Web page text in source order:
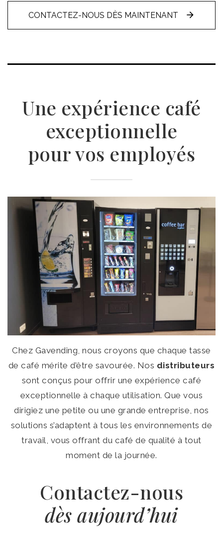
CONTACTEZ-NOUS DÈS MAINTENANT
Une expérience café
exceptionnelle
pour vos employés
Chez Gavending, nous croyons que chaque tasse
de café mérite d’être savourée. Nos distributeurs
sont conçus pour offrir une expérience café
exceptionnelle à chaque utilisation. Que vous
dirigiez une petite ou une grande entreprise, nos
solutions s’adaptent à tous les environnements de
travail, vous offrant du café de qualité à tout
moment de la journée.
Contactez-nous
dès aujourd’hui